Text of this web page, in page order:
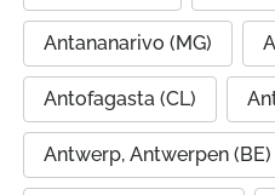
Antananarivo (MG)
Antofagasta (CL)
Antwerp, Antwerpen (BE)